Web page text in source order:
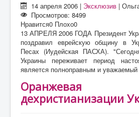
14 апреля 2006 | Эксклюзив |
Просмотров: 8499
Нравится0 Плохо0
13 АПРЕЛЯ 2006 ГОДА Президент
поздравил еврейскую общину в
Песах (Иудейская ПАСХА).
Украины переживает период
является полноправным и уважаемый
Оранжевая
дехристианизации